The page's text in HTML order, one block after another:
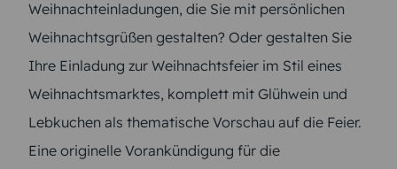
Weihnachteinladungen, die Sie mit persönlichen
Weihnachtsgrüßen gestalten? Oder gestalten Sie
Ihre Einladung zur Weihnachtsfeier im Stil eines
Weihnachtsmarktes, komplett mit Glühwein und
Lebkuchen als thematische Vorschau auf die Feier.
Eine originelle Vorankündigung für die